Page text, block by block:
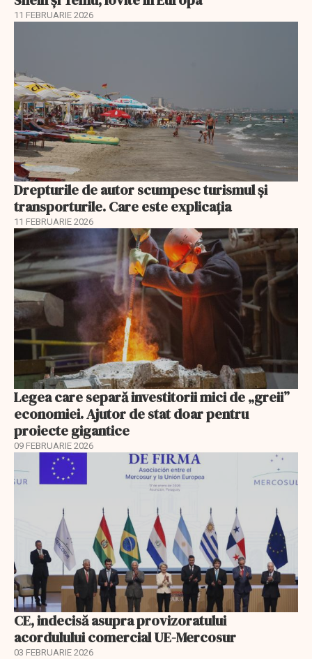
11 FEBRUARIE 2026
Drepturile de autor scumpesc turismul și
transporturile. Care este explicația
11 FEBRUARIE 2026
Legea care separă investitorii mici de „greii”
economiei. Ajutor de stat doar pentru
proiecte gigantice
09 FEBRUARIE 2026
CE, indecisă asupra provizoratului
acordulului comercial UE-Mercosur
03 FEBRUARIE 2026